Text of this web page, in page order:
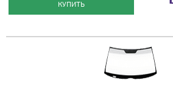
КУПИТЬ